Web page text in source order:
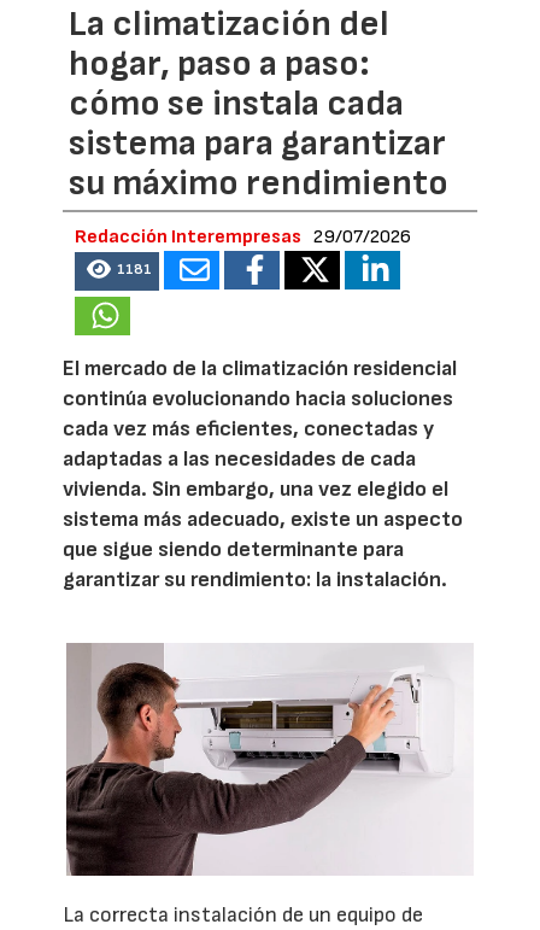
La climatización del
hogar, paso a paso:
cómo se instala cada
sistema para garantizar
su máximo rendimiento
Redacción Interempresas 29/07/2026
1181
El mercado de la climatización residencial
continúa evolucionando hacia soluciones
cada vez más eficientes, conectadas y
adaptadas a las necesidades de cada
vivienda. Sin embargo, una vez elegido el
sistema más adecuado, existe un aspecto
que sigue siendo determinante para
garantizar su rendimiento: la instalación.
La correcta instalación de un equipo de